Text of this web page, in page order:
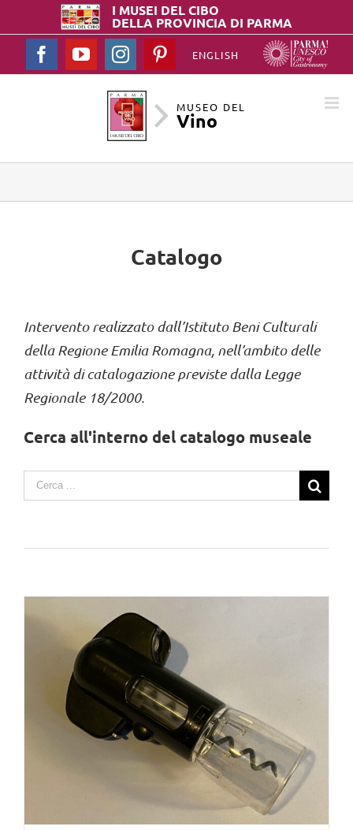
I MUSEI DELCIBO
DELLA PROVINCIA DI PARMA
ENGLISH
FacebookYouTubeInstagramPinterest
MUSEO DEL
Vino
Catalogo
Intervento realizzato dall’Istituto Beni Culturali
della Regione Emilia Romagna, nell’ambito delle
attività di catalogazione previste dalla Legge
Regionale 18/2000.
Cerca all'interno del catalogo museale
Search
for: